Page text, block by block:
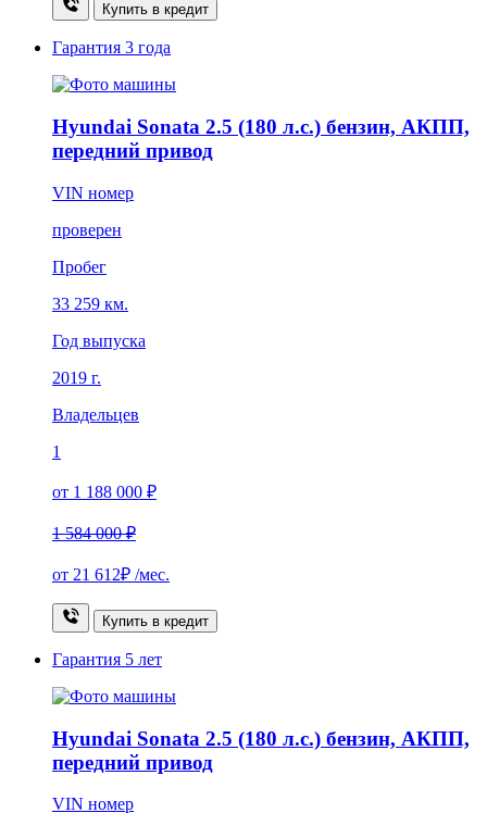
Купить в кредит
Гарантия 3 года
Hyundai Sonata 2.5 (180 л.с.) бензин, АКПП,
передний привод
VIN номер
проверен
Пробег
33 259 км.
Год выпуска
2019 г.
Владельцев
1
от 1 188 000 ₽
1 584 000 ₽
от 21 612₽ /мес.
Купить в кредит
Гарантия 5 лет
Hyundai Sonata 2.5 (180 л.с.) бензин, АКПП,
передний привод
VIN номер